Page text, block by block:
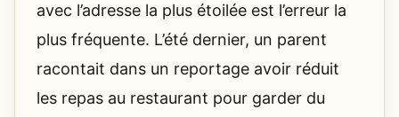
avec l’adresse la plus étoilée est l’erreur la
plus fréquente. L’été dernier, un parent
racontait dans un reportage avoir réduit
les repas au restaurant pour garder du